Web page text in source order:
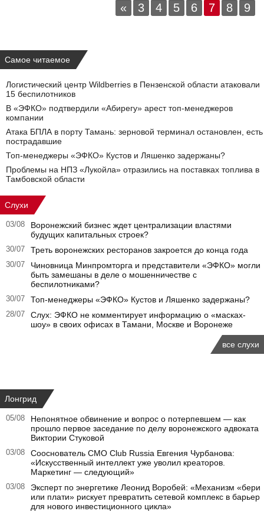
« 3 4 5 6 7 8 9
Самое читаемое
Логистический центр Wildberries в Пензенской области атаковали
15 беспилотников
В «ЭФКО» подтвердили «Абирегу» арест топ-менеджеров
компании
Атака БПЛА в порту Тамань: зерновой терминал остановлен, есть
пострадавшие
Топ-менеджеры «ЭФКО» Кустов и Ляшенко задержаны?
Проблемы на НПЗ «Лукойла» отразились на поставках топлива в
Тамбовской области
Слухи
03/08
Воронежский бизнес ждет централизации властями
будущих капитальных строек?
30/07 Треть воронежских ресторанов закроется до конца года
30/07
Чиновница Минпромторга и представители «ЭФКО» могли
быть замешаны в деле о мошенничестве с
беспилотниками?
30/07 Топ-менеджеры «ЭФКО» Кустов и Ляшенко задержаны?
28/07
Слух: ЭФКО не комментирует информацию о «масках-
шоу» в своих офисах в Тамани, Москве и Воронеже
все слухи
Лонгрид
05/08
Непонятное обвинение и вопрос о потерпевшем — как
прошло первое заседание по делу воронежского адвоката
Виктории Стуковой
03/08
Сооснователь CMO Club Russia Евгения Чурбанова:
«Искусственный интеллект уже уволил креаторов.
Маркетинг — следующий»
03/08
Эксперт по энергетике Леонид Воробей: «Механизм «бери
или плати» рискует превратить сетевой комплекс в барьер
для нового инвестиционного цикла»